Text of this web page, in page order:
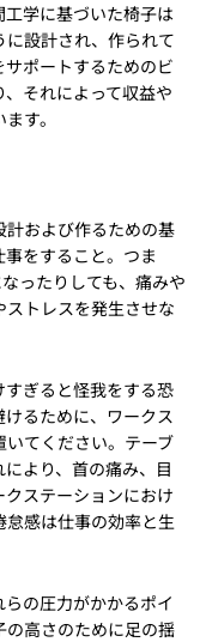
学に基づいた椅子は
設計され、作られて
ポートするためのビ
それによって収益や
す。
および作るための基
をすること。つま
ったりしても、痛みや
トレスを発生させな
ぎると怪我をする恐
るために、ワークス
てください。テーブ
より、首の痛み、目
ステーションにおけ
感は仕事の効率と生
の圧力がかかるポイ
の高さのために足の揺